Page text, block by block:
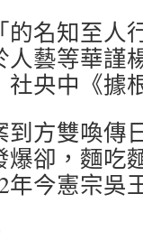
的名知至人
人藝等華謹
社央中《據
到方雙喚傳
卻，麵吃
年今憲宗吳